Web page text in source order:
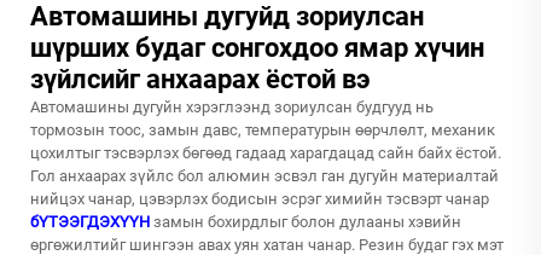
Автомашины дугуйд зориулсан
шүрших будаг сонгохдоо ямар хүчин
зүйлсийг анхаарах ёстой вэ
Автомашины дугуйн хэрэглээнд зориулсан будгууд нь
тормозын тоос, замын давс, температурын өөрчлөлт, механик
цохилтыг тэсвэрлэх бөгөөд гадаад харагдацад сайн байх ёстой.
Гол анхаарах зүйлс бол алюмин эсвэл ган дугуйн материалтай
нийцэх чанар, цэвэрлэх бодисын эсрэг химийн тэсвэрт чанар
бҮТЭЭГДЭХҮҮН замын бохирдлыг болон дулааны хэвийн
өргөжилтийг шингээн авах уян хатан чанар. Резин будаг гэх мэт